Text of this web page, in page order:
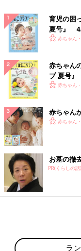
育児の困
夏号』 4
いっぱい
赤ちゃん
赤ちゃん
ブ 夏号』
く！ おっ
赤ちゃん
赤ちゃん
赤ちゃん
お墓の撤
PR(くらしの
ラ